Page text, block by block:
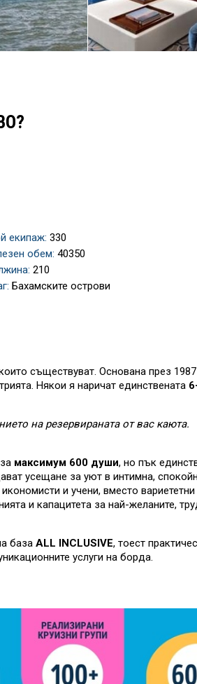
екипаж: 330
обем: 40350
210
Бахамските острови
съществуват. Основана през 1987
Някои я наричат единствената
на резервираната от вас каюта.
максимум 600 души, но пък
усещане за уют в интимна,
и учени, вместо
и капацитета за най-желаните,
база ALL INCLUSIVE, тоест
услуги на борда.